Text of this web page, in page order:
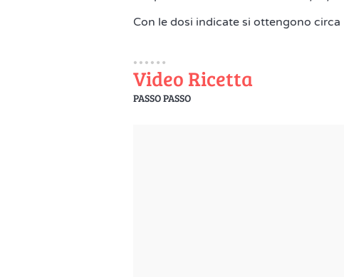
Con le dosi indicate si ottengono
Video Ricetta
PASSO PASSO